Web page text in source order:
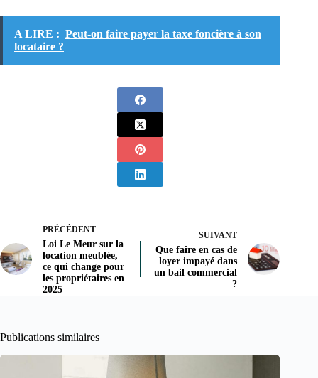
A LIRE : Peut-on faire payer la taxe foncière à son
locataire ?
PRÉCÉDENT
Loi Le Meur sur la
location meublée,
ce qui change pour
les propriétaires en
2025
SUIVANT
Que faire en cas de
loyer impayé dans
un bail commercial
?
Publications similaires